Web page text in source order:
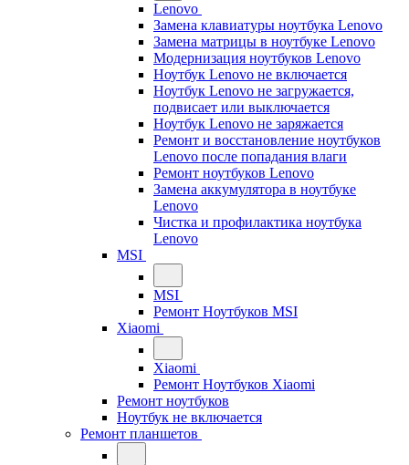
Lenovo
Замена клавиатуры ноутбука Lenovo
Замена матрицы в ноутбуке Lenovo
Модернизация ноутбуков Lenovo
Ноутбук Lenovo не включается
Ноутбук Lenovo не загружается,
подвисает или выключается
Ноутбук Lenovo не заряжается
Ремонт и восстановление ноутбуков
Lenovo после попадания влаги
Ремонт ноутбуков Lenovo
Замена аккумулятора в ноутбуке
Lenovo
Чистка и профилактика ноутбука
Lenovo
MSI
MSI
Ремонт Ноутбуков MSI
Xiaomi
Xiaomi
Ремонт Ноутбуков Xiaomi
Ремонт ноутбуков
Ноутбук не включается
Ремонт планшетов